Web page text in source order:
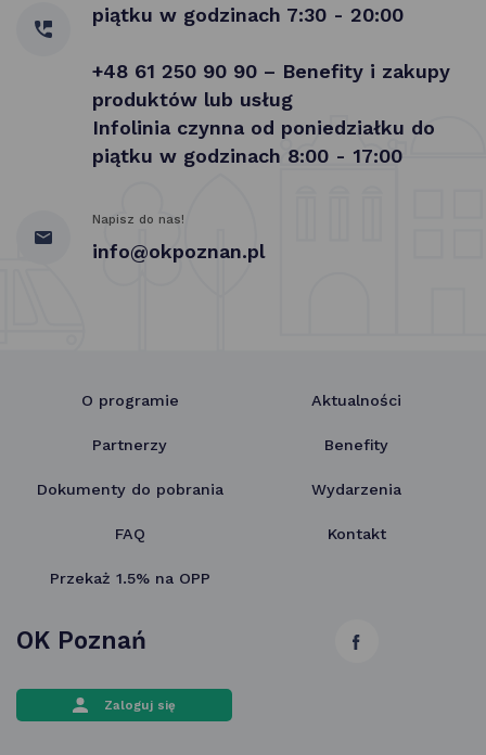
piątku w godzinach 7:30 - 20:00
+48 61 250 90 90 – Benefity i zakupy
produktów lub usług
Infolinia czynna od poniedziałku do
piątku w godzinach 8:00 - 17:00
Napisz do nas!
info@okpoznan.pl
O programie Aktualności
Partnerzy Benefity
Dokumenty do pobrania Wydarzenia
FAQ Kontakt
Przekaż 1.5% na OPP
link
OK Poznań
Zaloguj się